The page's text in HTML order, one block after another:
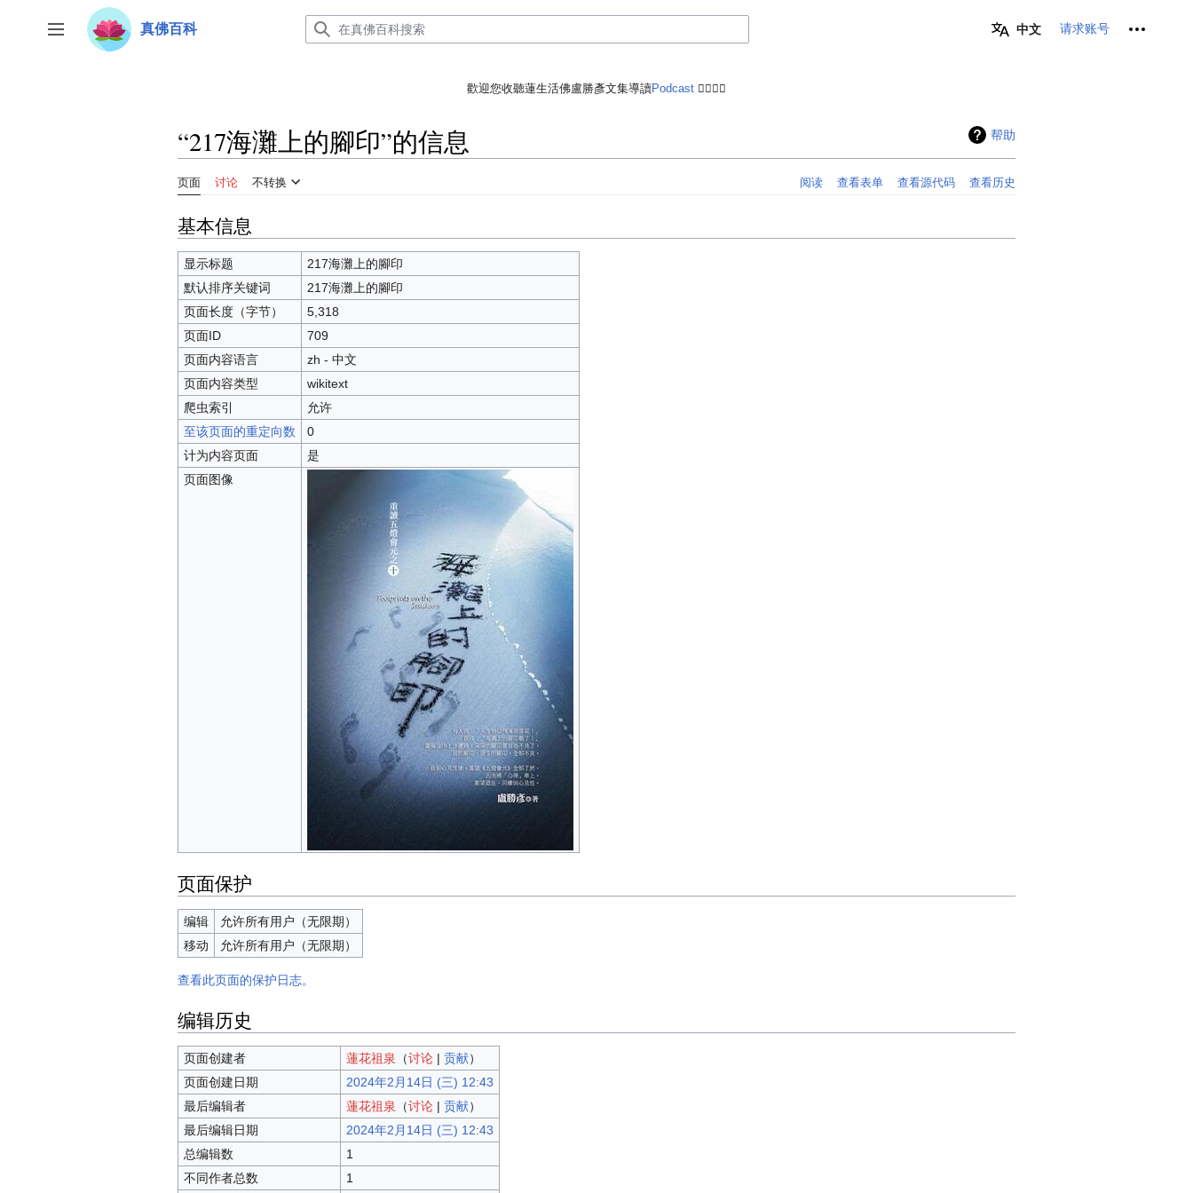
转
开关侧边栏
真佛百科 中文 请求账号 个人工具
歡迎您收聽蓮生活佛盧勝彥文集導讀Podcast 🙋‍♂️🙋‍♀️
帮助
“217海灘上的腳印”的信息
页面 讨论 不转换 阅读 查看表单 查看源代码 查看历史
基本信息
显示标题
217海灘上的腳印
默认排序关键词
217海灘上的腳印
页面长度（字节）
5,318
页面ID
709
页面内容语言
zh - 中文
页面内容类型
wikitext
爬虫索引
允许
至该页面的重定向数
0
计为内容页面
是
页面图像
页面保护
编辑
允许所有用户（无限期）
移动
允许所有用户（无限期）
查看此页面的保护日志。
编辑历史
页面创建者 蓮花祖泉 （讨论| 贡献）
页面创建日期
2024年2月14日 (三) 12:43
最后编辑者
蓮花祖泉 （讨论| 贡献）
最后编辑日期
2024年2月14日 (三) 12:43
总编辑数
1
不同作者总数
1